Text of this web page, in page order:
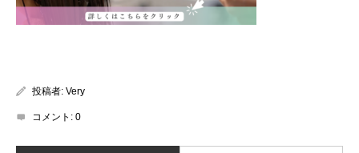
投稿者: Very
コメント: 0